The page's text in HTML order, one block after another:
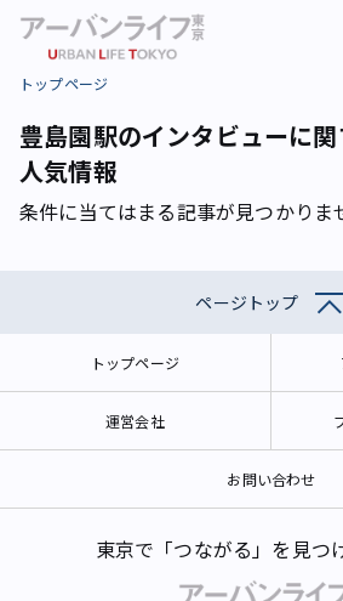
トップページ
豊島園駅のインタビューに関
人気情報
条件に当てはまる記事が見つかりま
ページトップ
トップページ
運営会社
お問い合わせ
東京で「つながる」を見つ